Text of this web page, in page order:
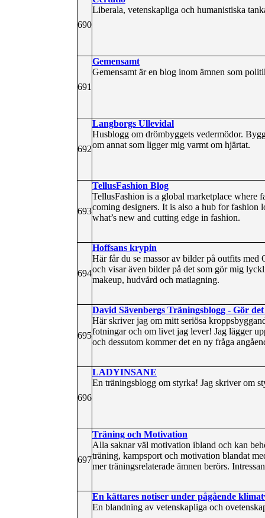
690
Liberala, vetenskapliga och humanistiska
691
Gemensamt
Gemensamt är en blog inom ämnen som
692
Langborgs Ullevidal
Husblogg om drömbyggets vedermödor.
om annat som ligger mig varmt om hjärtat.
693
TellusFashion Blog
TellusFashion is a global marketplace where
coming designers. It is also a hub for fashion
what’s new and cutting edge in fashion.
694
Hoffsans krypin
Här får du se massor av bilder på outfits
och visar även bilder på det som gör mig
makeup, hudvård och matlagning.
695
David Sävenbergs Träningsblogg - Gör
Här skriver jag om mitt seriösa
fotningar och om livet jag lever! Jag lägger
och dessutom kommer det en ny fråga
696
LADYINSANE
En träningsblogg om styrka! Jag skriver om
697
Träning och Motivation
Alla saknar väl motivation ibland och kan
träning, kampsport och motivation blandat
mer träningsrelaterade ämnen berörs.
En kättares notiser under pågående
En blandning av vetenskapliga och